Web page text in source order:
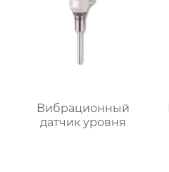
Вибрационный
датчик уровня